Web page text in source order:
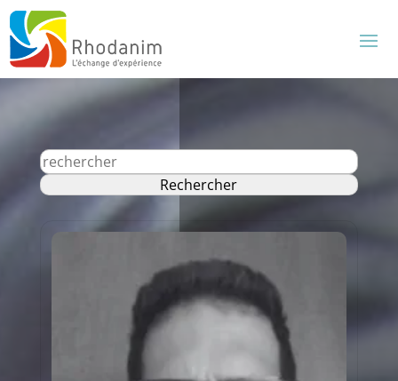
Rechercher